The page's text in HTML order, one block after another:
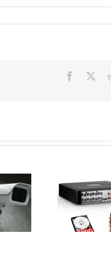
Facebook